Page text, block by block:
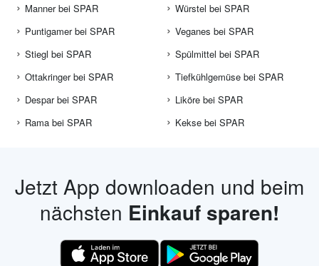
Manner bei SPAR
Puntigamer bei SPAR
Stiegl bei SPAR
Ottakringer bei SPAR
Despar bei SPAR
Rama bei SPAR
Würstel bei SPAR
Veganes bei SPAR
Spülmittel bei SPAR
Tiefkühlgemüse bei SPAR
Liköre bei SPAR
Kekse bei SPAR
Jetzt App downloaden und beim
nächsten Einkauf sparen!